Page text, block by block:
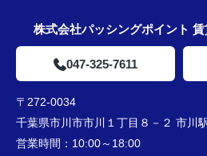
株式会社パッシングポイント
047-325-7611
〒272-0034
千葉県市川市市川１丁目８－２ 市川
営業時間： 10:00～18:00